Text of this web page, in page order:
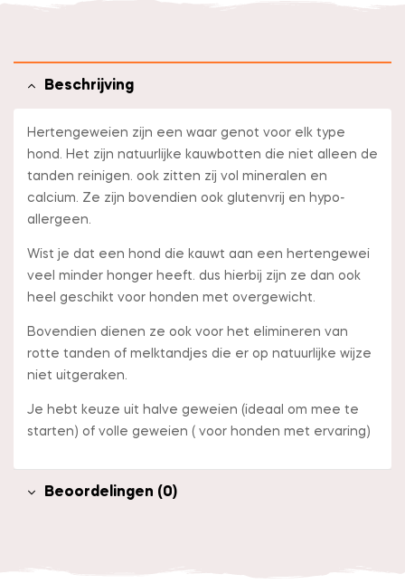
Beschrijving
Hertengeweien zijn een waar genot voor elk type
hond. Het zijn natuurlijke kauwbotten die niet alleen de
tanden reinigen. ook zitten zij vol mineralen en
calcium. Ze zijn bovendien ook glutenvrij en hypo-
allergeen.
Wist je dat een hond die kauwt aan een hertengewei
veel minder honger heeft. dus hierbij zijn ze dan ook
heel geschikt voor honden met overgewicht.
Bovendien dienen ze ook voor het elimineren van
rotte tanden of melktandjes die er op natuurlijke wijze
niet uitgeraken.
Je hebt keuze uit halve geweien (ideaal om mee te
starten) of volle geweien ( voor honden met ervaring)
Beoordelingen (0)